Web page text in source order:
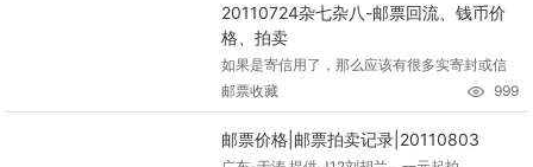
20110724杂七杂八-邮票回流、钱币价
格、拍卖
如果是寄信用了，那么应该有很多实寄封或信
邮票收藏
999
邮票价格|邮票拍卖记录|20110803